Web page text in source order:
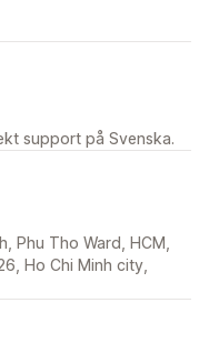
support på Svenska.
Phu Tho Ward, HCM,
Ho Chi Minh city,